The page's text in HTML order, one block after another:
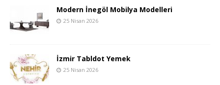
Modern İnegöl Mobilya Modelleri
25 Nisan 2026
İzmir Tabldot Yemek
25 Nisan 2026